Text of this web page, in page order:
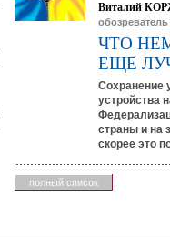
Виталий
ЧТО
ЕЩЕ
Сохранение
устройства
страны и на
скорее это
полный список